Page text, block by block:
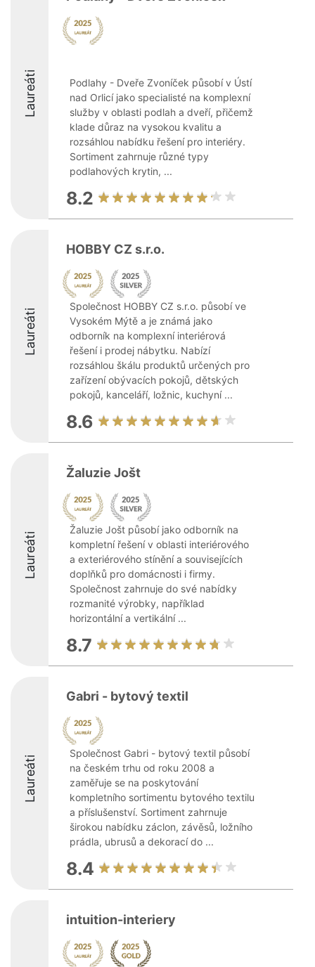
Laureáti
Podlahy - Dveře Zvoníček působí v Ústí
nad Orlicí jako specialisté na komplexní
služby v oblasti podlah a dveří, přičemž
klade důraz na vysokou kvalitu a
rozsáhlou nabídku řešení pro interiéry.
Sortiment zahrnuje různé typy
podlahových krytin, ...
8.2
Laureáti
HOBBY CZ s.r.o.
Společnost HOBBY CZ s.r.o. působí ve
Vysokém Mýtě a je známá jako
odborník na komplexní interiérová
řešení i prodej nábytku. Nabízí
rozsáhlou škálu produktů určených pro
zařízení obývacích pokojů, dětských
pokojů, kanceláří, ložnic, kuchyní ...
8.6
Laureáti
Žaluzie Jošt
Žaluzie Jošt působí jako odborník na
kompletní řešení v oblasti interiérového
a exteriérového stínění a souvisejících
doplňků pro domácnosti i firmy.
Společnost zahrnuje do své nabídky
rozmanité výrobky, například
horizontální a vertikální ...
8.7
Laureáti
Gabri - bytový textil
Společnost Gabri - bytový textil působí
na českém trhu od roku 2008 a
zaměřuje se na poskytování
kompletního sortimentu bytového textilu
a příslušenství. Sortiment zahrnuje
širokou nabídku záclon, závěsů, ložního
prádla, ubrusů a dekorací do ...
8.4
intuition-interiery